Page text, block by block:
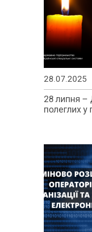
28.07.2025
28 липня –
полеглих у